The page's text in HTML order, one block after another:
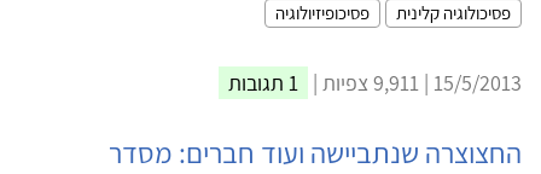
פסיכולוגיה קלינית
פסיכופיזיולוגיה
15/5/2013 | 9,911 צפיות | 1 תגובות
החצוצרה שנתביישה ועוד חברים: מסדר